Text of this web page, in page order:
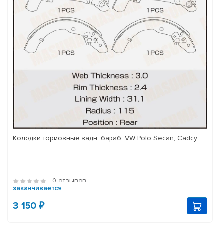
Колодки тормозные задн. бараб. VW Polo Sedan, Caddy
0 отзывов
заканчивается
3 150 ₽